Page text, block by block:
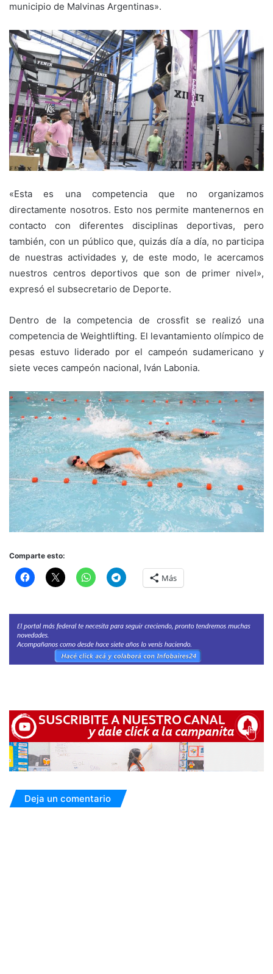
municipio de Malvinas Argentinas».
«Esta es una competencia que no organizamos
directamente nosotros. Esto nos permite mantenernos en
contacto con diferentes disciplinas deportivas, pero
también, con un público que, quizás día a día, no participa
de nuestras actividades y, de este modo, le acercamos
nuestros centros deportivos que son de primer nivel»,
expresó el subsecretario de Deporte.
Dentro de la competencia de crossfit se realizó una
competencia de Weightlifting. El levantamiento olímpico de
pesas estuvo liderado por el campeón sudamericano y
siete veces campeón nacional, Iván Labonia.
Comparte esto:
Más
Deja un comentario